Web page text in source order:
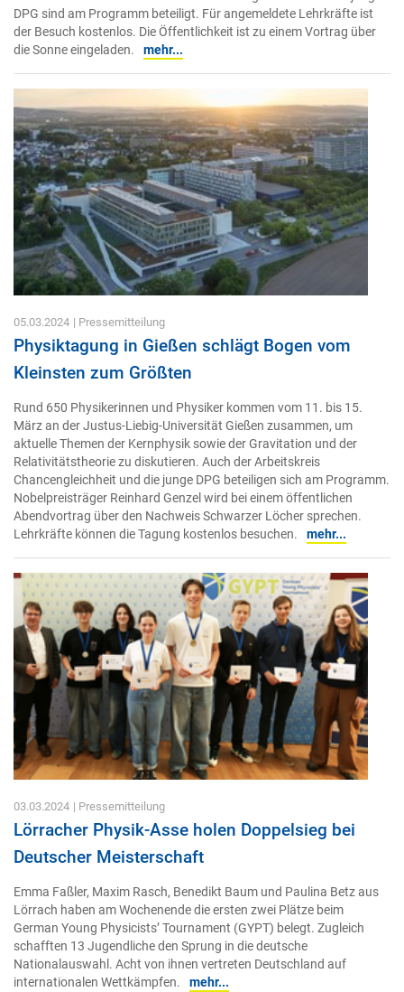
DPG sind am Programm beteiligt. Für angemeldete Lehrkräfte ist
der Besuch kostenlos. Die Öffentlichkeit ist zu einem Vortrag über
die Sonne eingeladen.
mehr...
05.03.2024 | Pressemitteilung
Physiktagung in Gießen schlägt Bogen vom
Kleinsten zum Größten
Rund 650 Physikerinnen und Physiker kommen vom 11. bis 15.
März an der Justus-Liebig-Universität Gießen zusammen, um
aktuelle Themen der Kernphysik sowie der Gravitation und der
Relativitätstheorie zu diskutieren. Auch der Arbeitskreis
Chancengleichheit und die junge DPG beteiligen sich am Programm.
Nobelpreisträger Reinhard Genzel wird bei einem öffentlichen
Abendvortrag über den Nachweis Schwarzer Löcher sprechen.
Lehrkräfte können die Tagung kostenlos besuchen.
mehr...
03.03.2024 | Pressemitteilung
Lörracher Physik-Asse holen Doppelsieg bei
Deutscher Meisterschaft
Emma Faßler, Maxim Rasch, Benedikt Baum und Paulina Betz aus
Lörrach haben am Wochenende die ersten zwei Plätze beim
German Young Physicists’ Tournament (GYPT) belegt. Zugleich
schafften 13 Jugendliche den Sprung in die deutsche
Nationalauswahl. Acht von ihnen vertreten Deutschland auf
internationalen Wettkämpfen.
mehr...